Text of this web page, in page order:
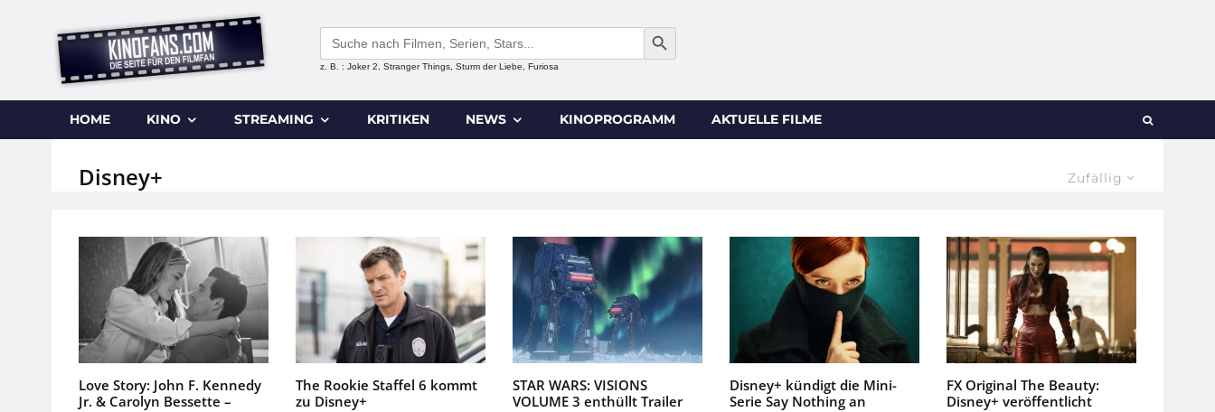
Search
for:
SEARCH BUTTON
z. B. : Joker 2, Stranger Things, Sturm der Liebe, Furiosa
HOME KINO STREAMING KRITIKEN NEWS KINOPROGRAMM AKTUELLE FILME
Zufällig
Disney+
Love Story: John F. Kennedy
Jr. & Carolyn Bessette –
The Rookie Staffel 6 kommt
zu Disney+
STAR WARS: VISIONS
VOLUME 3 enthüllt Trailer
Disney+ kündigt die Mini-
Serie Say Nothing an
FX Original The Beauty:
Disney+ veröffentlicht